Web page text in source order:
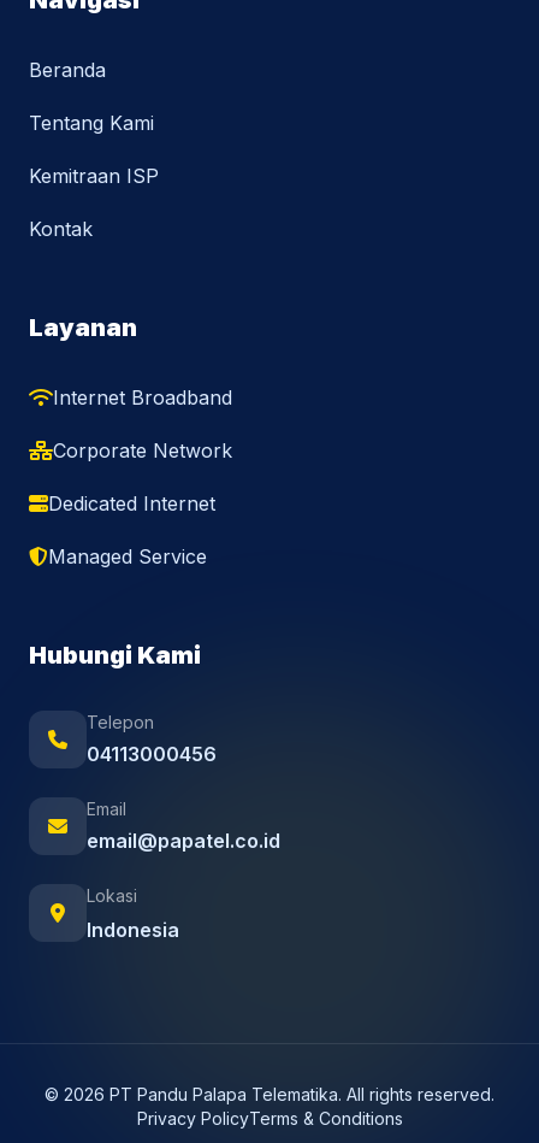
Beranda
Tentang Kami
Kemitraan ISP
Kontak
Layanan
Internet Broadband
Corporate Network
Dedicated Internet
Managed Service
Hubungi Kami
Telepon
04113000456
Email
email@papatel.co.id
Lokasi
Indonesia
© 2026 PT Pandu Palapa Telematika. All rights reserved.
Privacy PolicyTerms & Conditions